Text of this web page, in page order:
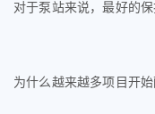
对于泵站来说，最好的
为什么越来越多项目开始